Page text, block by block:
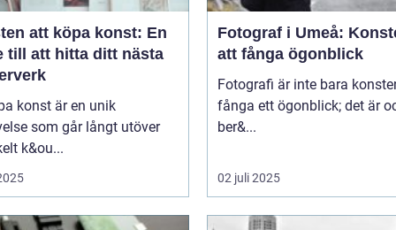
att köpa konst: En
till att hitta ditt nästa
konst är en unik
som går långt utöver
k&ou...
Fotograf i Umeå:
att fånga ögonblick
Fotografi är inte bara
fånga ett ögonblick; det är
ber&...
02 juli 2025